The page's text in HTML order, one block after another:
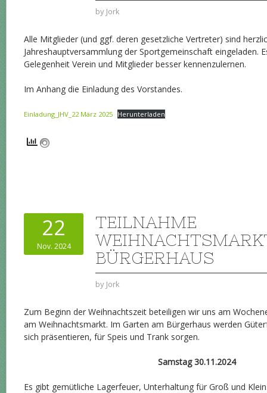
by Jork
Alle Mitglieder (und ggf. deren gesetzliche Vertreter) sind
Jahreshauptversammlung der Sportgemeinschaft eingeladen.
Gelegenheit Verein und Mitglieder besser kennenzulernen.
Im Anhang die Einladung des Vorstandes.
Einladung_JHV_22 März 2025 Herunterladen
22
Nov. 2024
TEILNAHME
BÜRGERHAUS
by Jork
Zum Beginn der Weihnachtszeit beteiligen wir uns am
am Weihnachtsmarkt. Im Garten am Bürgerhaus werden
sich präsentieren, für Speis und Trank sorgen.
Samstag 30.11.2024
Es gibt gemütliche Lagerfeuer, Unterhaltung für Groß und